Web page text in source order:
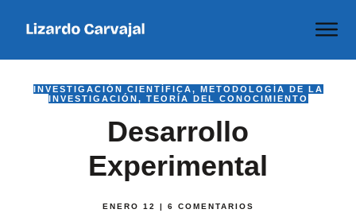
INVESTIGACIÓN CIENTÍFICA, METODOLOGÍA DE LA
INVESTIGACIÓN, TEORÍA DEL CONOCIMIENTO
Desarrollo
Experimental
ENERO 12 | 6 COMENTARIOS